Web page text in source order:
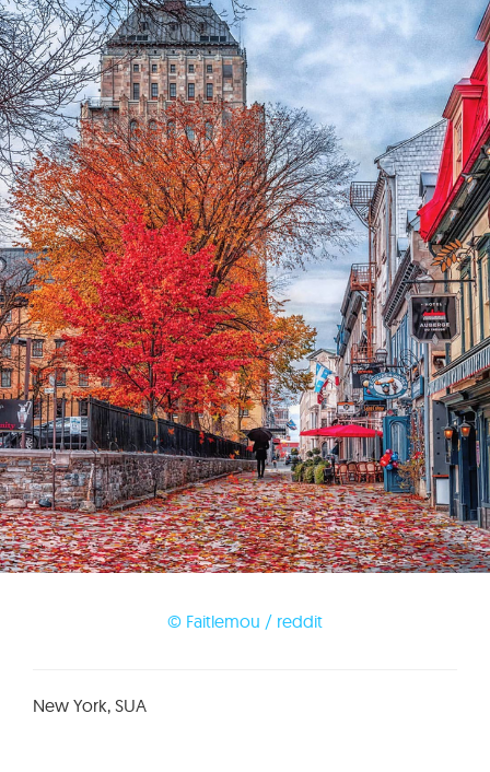
© Faitlemou / reddit
New York, SUA